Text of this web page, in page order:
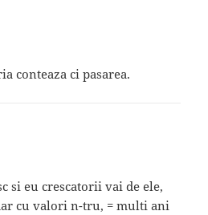
conteaza ci pasarea.
si eu crescatorii vai de ele,
cu valori n-tru, = multi ani